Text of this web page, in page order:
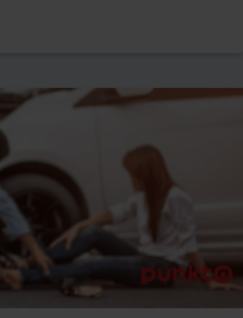
i jak je uzyskać.